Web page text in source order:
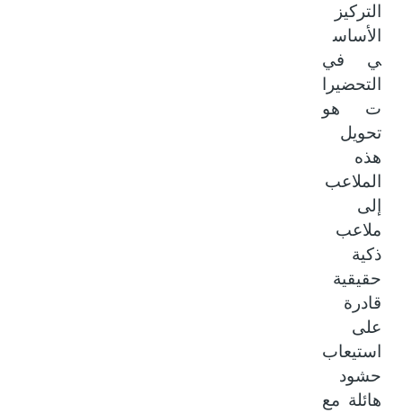
التركيز
الأساس
ي في
التحضيرا
ت هو
تحويل
هذه
الملاعب
إلى
ملاعب
ذكية
حقيقية
قادرة
على
استيعاب
حشود
هائلة مع